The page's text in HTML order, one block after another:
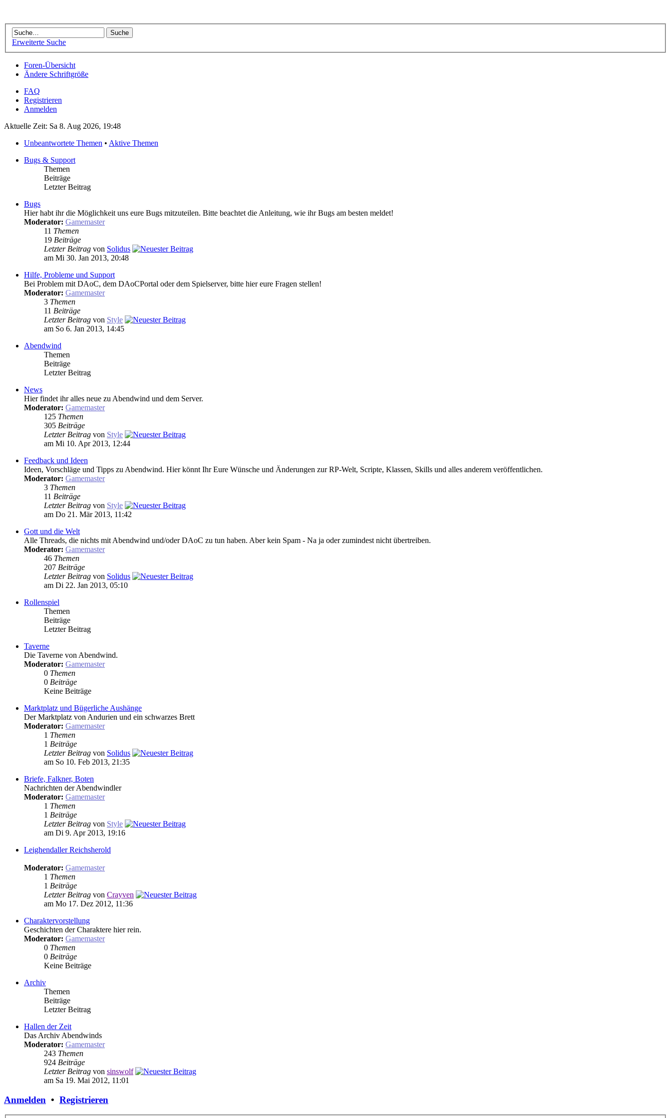
Erweiterte Suche
Foren-Übersicht
Ändere Schriftgröße
FAQ
Registrieren
Anmelden
Aktuelle Zeit: Sa 8. Aug 2026, 19:48
Unbeantwortete Themen • Aktive Themen
Bugs & Support
Themen
Beiträge
Letzter Beitrag
Bugs
Hier habt ihr die Möglichkeit uns eure Bugs mitzuteilen. Bitte beachtet die Anleitung, wie ihr Bugs am besten meldet!
Moderator: Gamemaster
11 Themen
19 Beiträge
Letzter Beitrag von Solidus
am Mi 30. Jan 2013, 20:48
Hilfe, Probleme und Support
Bei Problem mit DAoC, dem DAoCPortal oder dem Spielserver, bitte hier eure Fragen stellen!
Moderator: Gamemaster
3 Themen
11 Beiträge
Letzter Beitrag von Style
am So 6. Jan 2013, 14:45
Abendwind
Themen
Beiträge
Letzter Beitrag
News
Hier findet ihr alles neue zu Abendwind und dem Server.
Moderator: Gamemaster
125 Themen
305 Beiträge
Letzter Beitrag von Style
am Mi 10. Apr 2013, 12:44
Feedback und Ideen
Ideen, Vorschläge und Tipps zu Abendwind. Hier könnt Ihr Eure Wünsche und Änderungen zur RP-Welt, Scripte, Klassen, Skills und alles anderem veröffentlichen.
Moderator: Gamemaster
3 Themen
11 Beiträge
Letzter Beitrag von Style
am Do 21. Mär 2013, 11:42
Gott und die Welt
Alle Threads, die nichts mit Abendwind und/oder DAoC zu tun haben. Aber kein Spam - Na ja oder zumindest nicht übertreiben.
Moderator: Gamemaster
46 Themen
207 Beiträge
Letzter Beitrag von Solidus
am Di 22. Jan 2013, 05:10
Rollenspiel
Themen
Beiträge
Letzter Beitrag
Taverne
Die Taverne von Abendwind.
Moderator: Gamemaster
0 Themen
0 Beiträge
Keine Beiträge
Marktplatz und Bügerliche Aushänge
Der Marktplatz von Andurien und ein schwarzes Brett
Moderator: Gamemaster
1 Themen
1 Beiträge
Letzter Beitrag von Solidus
am So 10. Feb 2013, 21:35
Briefe, Falkner, Boten
Nachrichten der Abendwindler
Moderator: Gamemaster
1 Themen
1 Beiträge
Letzter Beitrag von Style
am Di 9. Apr 2013, 19:16
Leighendaller Reichsherold
Moderator: Gamemaster
1 Themen
1 Beiträge
Letzter Beitrag von Crayven
am Mo 17. Dez 2012, 11:36
Charaktervorstellung
Geschichten der Charaktere hier rein.
Moderator: Gamemaster
0 Themen
0 Beiträge
Keine Beiträge
Archiv
Themen
Beiträge
Letzter Beitrag
Hallen der Zeit
Das Archiv Abendwinds
Moderator: Gamemaster
243 Themen
924 Beiträge
Letzter Beitrag von sinswolf
am Sa 19. Mai 2012, 11:01
Anmelden • Registrieren